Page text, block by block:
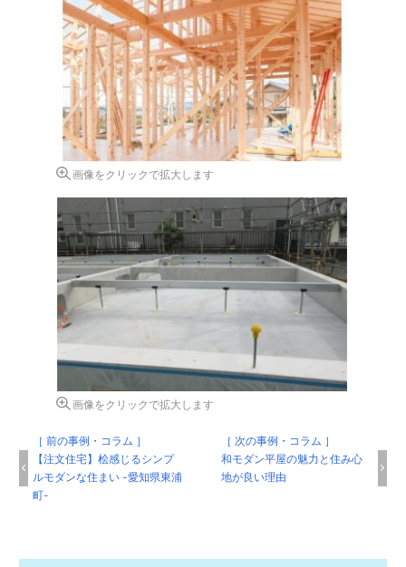
画像をクリックで拡大します
画像をクリックで拡大します
［ 前の事例・コラム ］
【注文住宅】桧感じるシンプ
ルモダンな住まい -愛知県東浦
町-
［ 次の事例・コラム ］
和モダン平屋の魅力と住み心
地が良い理由